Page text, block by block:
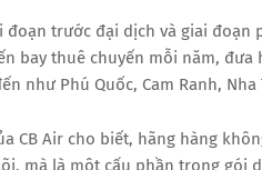
đoạn trước đại dịch và giai đoạn
bay thuê chuyến mỗi năm,
như Phú Quốc, Cam Ranh,
CB Air cho biết, hãng hàng
mà là một cấu phần trong gói